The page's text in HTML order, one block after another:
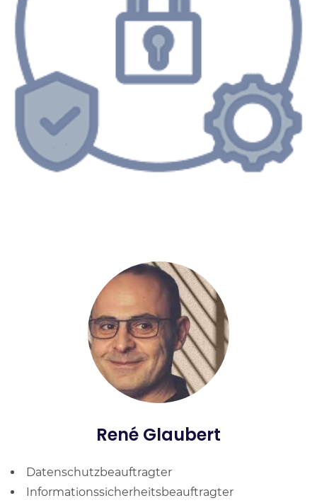
René Glaubert
Datenschutzbeauftragter
Informationssicherheitsbeauftragter